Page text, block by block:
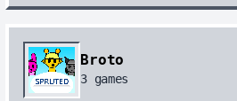
Broto
3 games